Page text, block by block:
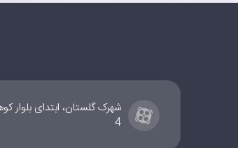
شهرک گلستان، ابتدای
4